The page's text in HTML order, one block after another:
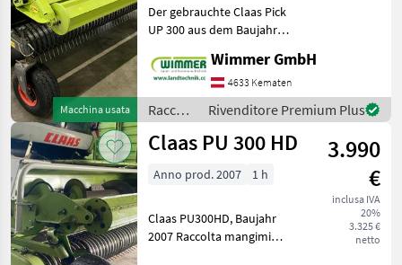
PERCORSO
ATTUALE
Settore
agricolo
Raccolta
Mangimi
Altre
Macchine
Per
Raccolta
Mangimi
Claas
SCEGLI
CATEGORIA
Reimposta
52
risultati
Macchina usata
Der gebrauchte Claas Pick
UP 300 aus dem Baujahr
leistungsstarke Lösung für
Ihren Claas Jaguar. Dank
robuster Technik und
praktischer Ausstattung is
Wimmer GmbH
4633 Kematen
Raccolta
mangimi
/ Claas
Rivenditore Premium Plus
Claas PU 300 HD
3.990
€
inclusa IVA
20%
3.325 €
netto
Anno prod. 2007 1 h
Claas PU300HD, Baujahr
2007 Raccolta mangimi